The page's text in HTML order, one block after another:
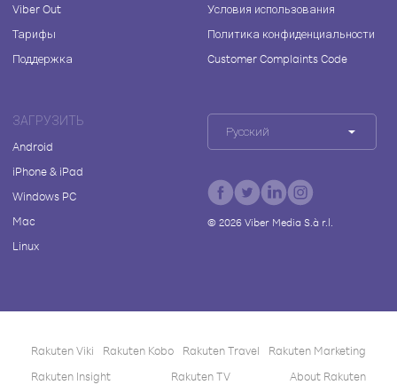
Viber Out
Тарифы
Поддержка
Условия использования
Политика конфиденциальности
Customer Complaints Code
ЗАГРУЗИТЬ
Android
iPhone & iPad
Windows PC
Mac
Linux
Русский
© 2026Viber Media S.à r.l.
Rakuten Viki Rakuten Kobo Rakuten Travel
Rakuten Marketing
Rakuten Insight
Rakuten TV About Rakuten